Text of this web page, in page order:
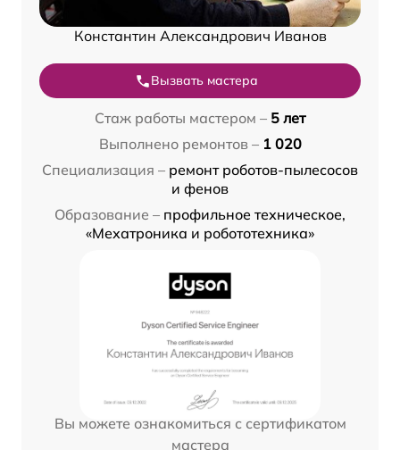
Константин Александрович Иванов
Вызвать мастера
Стаж работы мастером – 5 лет
Выполнено ремонтов – 1 020
Специализация – ремонт роботов-пылесосов
и фенов
Образование – профильное техническое,
«Мехатроника и робототехника»
Вы можете ознакомиться с сертификатом
мастера